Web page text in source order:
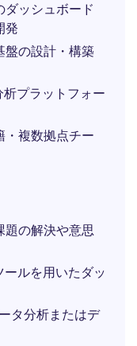
ッシュボード
発
盤の設計・構築
プラットフォー
・複数拠点チー
題の解決や意思
ルを用いたダッ
タ分析またはデ